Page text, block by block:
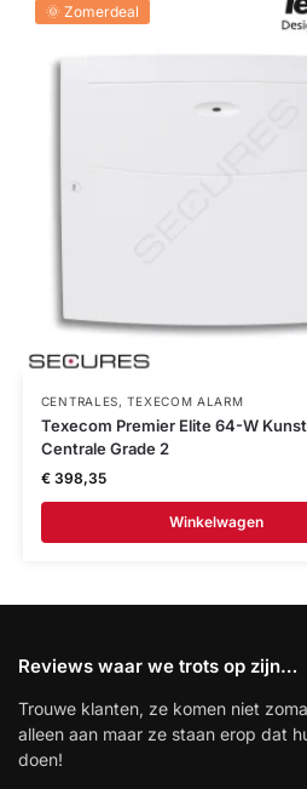
🌞 Zomerdeal
CENTRALES,TEXECOM ALARM
Texecom Premier Elite 64-W
Centrale Grade 2
€398,35
Winkelwagen
Reviews waar we trots op zijn…
Trouwe klanten, ze komen niet
alleen aan maar ze staan erop dat
doen!